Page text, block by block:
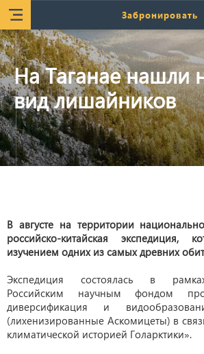
Забронировать
На Таганае нашли
вид лишайников
В августе на территории
российско-китайская экспедиция,
изучением одних из самых древних
Экспедиция состоялась в
Российским научным фондом
диверсификация и
(лихенизированные Аскомицеты) в
климатической историей Голарктики».